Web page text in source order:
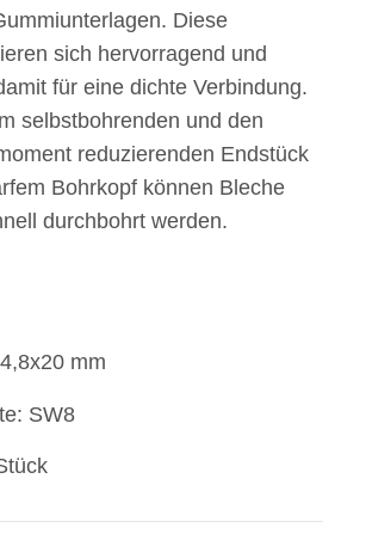
Diese
sich hervorragend und
für eine dichte Verbindung.
selbstbohrenden und den
reduzierenden Endstück
Bohrkopf können Bleche
durchbohrt werden.
mm
SW8